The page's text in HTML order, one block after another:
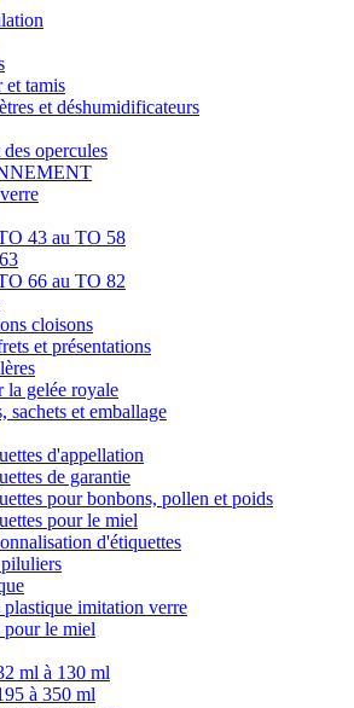
et tamis
et déshumidificateurs
opercules
43 au TO 58
66 au TO 82
cloisons
et présentations
la gelée royale
sachets et emballage
d'appellation
de garantie
pour bonbons, pollen et poids
pour le miel
d'étiquettes
plastique imitation verre
pour le miel
ml à 130 ml
à 350 ml